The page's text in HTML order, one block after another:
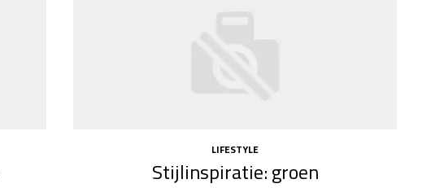
LIFESTYLE
Stijlinspiratie: groen